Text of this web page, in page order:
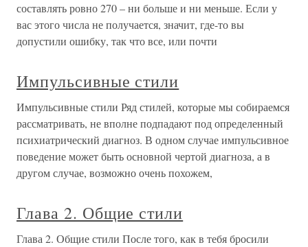
составлять ровно 270 – ни больше и ни меньше. Если у
вас этого числа не получается, значит, где-то вы
допустили ошибку, так что все, или почти
Импульсивные стили
Импульсивные стили Ряд стилей, которые мы собираемся
рассматривать, не вполне подпадают под определенный
психиатрический диагноз. В одном случае импульсивное
поведение может быть основной чертой диагноза, а в
другом случае, возможно очень похожем,
Глава 2. Общие стили
Глава 2. Общие стили После того, как в тебя бросили